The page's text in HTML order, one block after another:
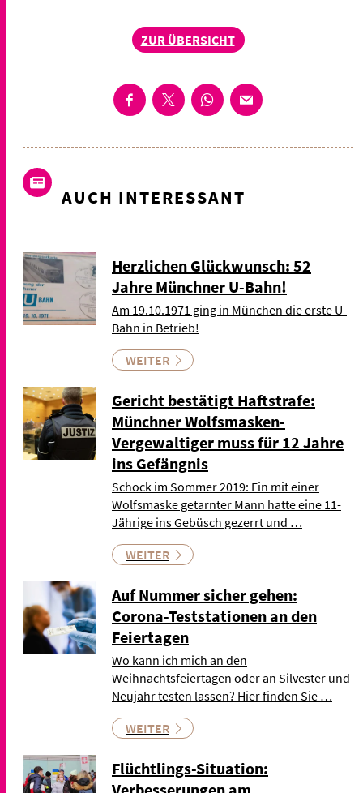
ZUR ÜBERSICHT
AUCH INTERESSANT
Herzlichen Glückwunsch: 52
Jahre Münchner U-Bahn!
Am 19.10.1971 ging in München die erste U-
Bahn in Betrieb!
WEITER
Gericht bestätigt Haftstrafe:
Münchner Wolfsmasken-
Vergewaltiger muss für 12 Jahre
ins Gefängnis
Schock im Sommer 2019: Ein mit einer
Wolfsmaske getarnter Mann hatte eine 11-
Jährige ins Gebüsch gezerrt und …
WEITER
Auf Nummer sicher gehen:
Corona-Teststationen an den
Feiertagen
Wo kann ich mich an den
Weihnachtsfeiertagen oder an Silvester und
Neujahr testen lassen? Hier finden Sie …
WEITER
Flüchtlings-Situation: